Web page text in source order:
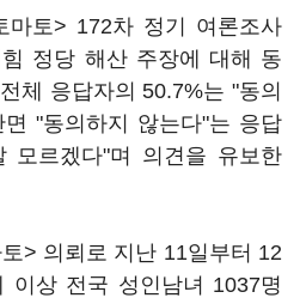
마토> 172차 정기 여론조사
정당 해산 주장에 대해 동
체 응답자의 50.7%는 "동의
"동의하지 않는다"는 응답
모르겠다"며 의견을 유보한
> 의뢰로 지난 11일부터 12
이상 전국 성인남녀 1037명